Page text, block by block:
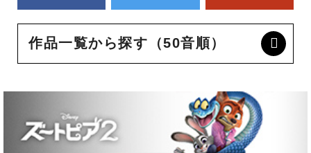
作品一覧から探す（50音順）